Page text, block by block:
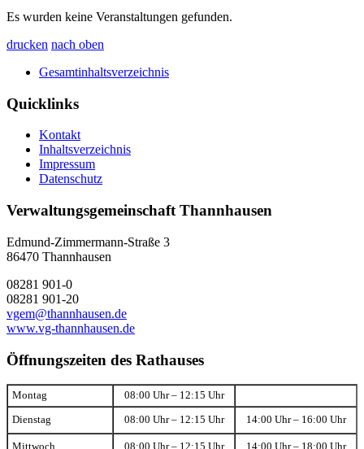
Es wurden keine Veranstaltungen gefunden.
drucken nach oben
Gesamtinhaltsverzeichnis
Quicklinks
Kontakt
Inhaltsverzeichnis
Impressum
Datenschutz
Verwaltungsgemeinschaft Thannhausen
Edmund-Zimmermann-Straße 3
86470 Thannhausen
08281 901-0
08281 901-20
vgem@thannhausen.de
www.vg-thannhausen.de
Öffnungszeiten des Rathauses
Montag 08:00 Uhr – 12:15 Uhr
Dienstag 08:00 Uhr – 12:15 Uhr 14:00 Uhr – 16:00 Uhr